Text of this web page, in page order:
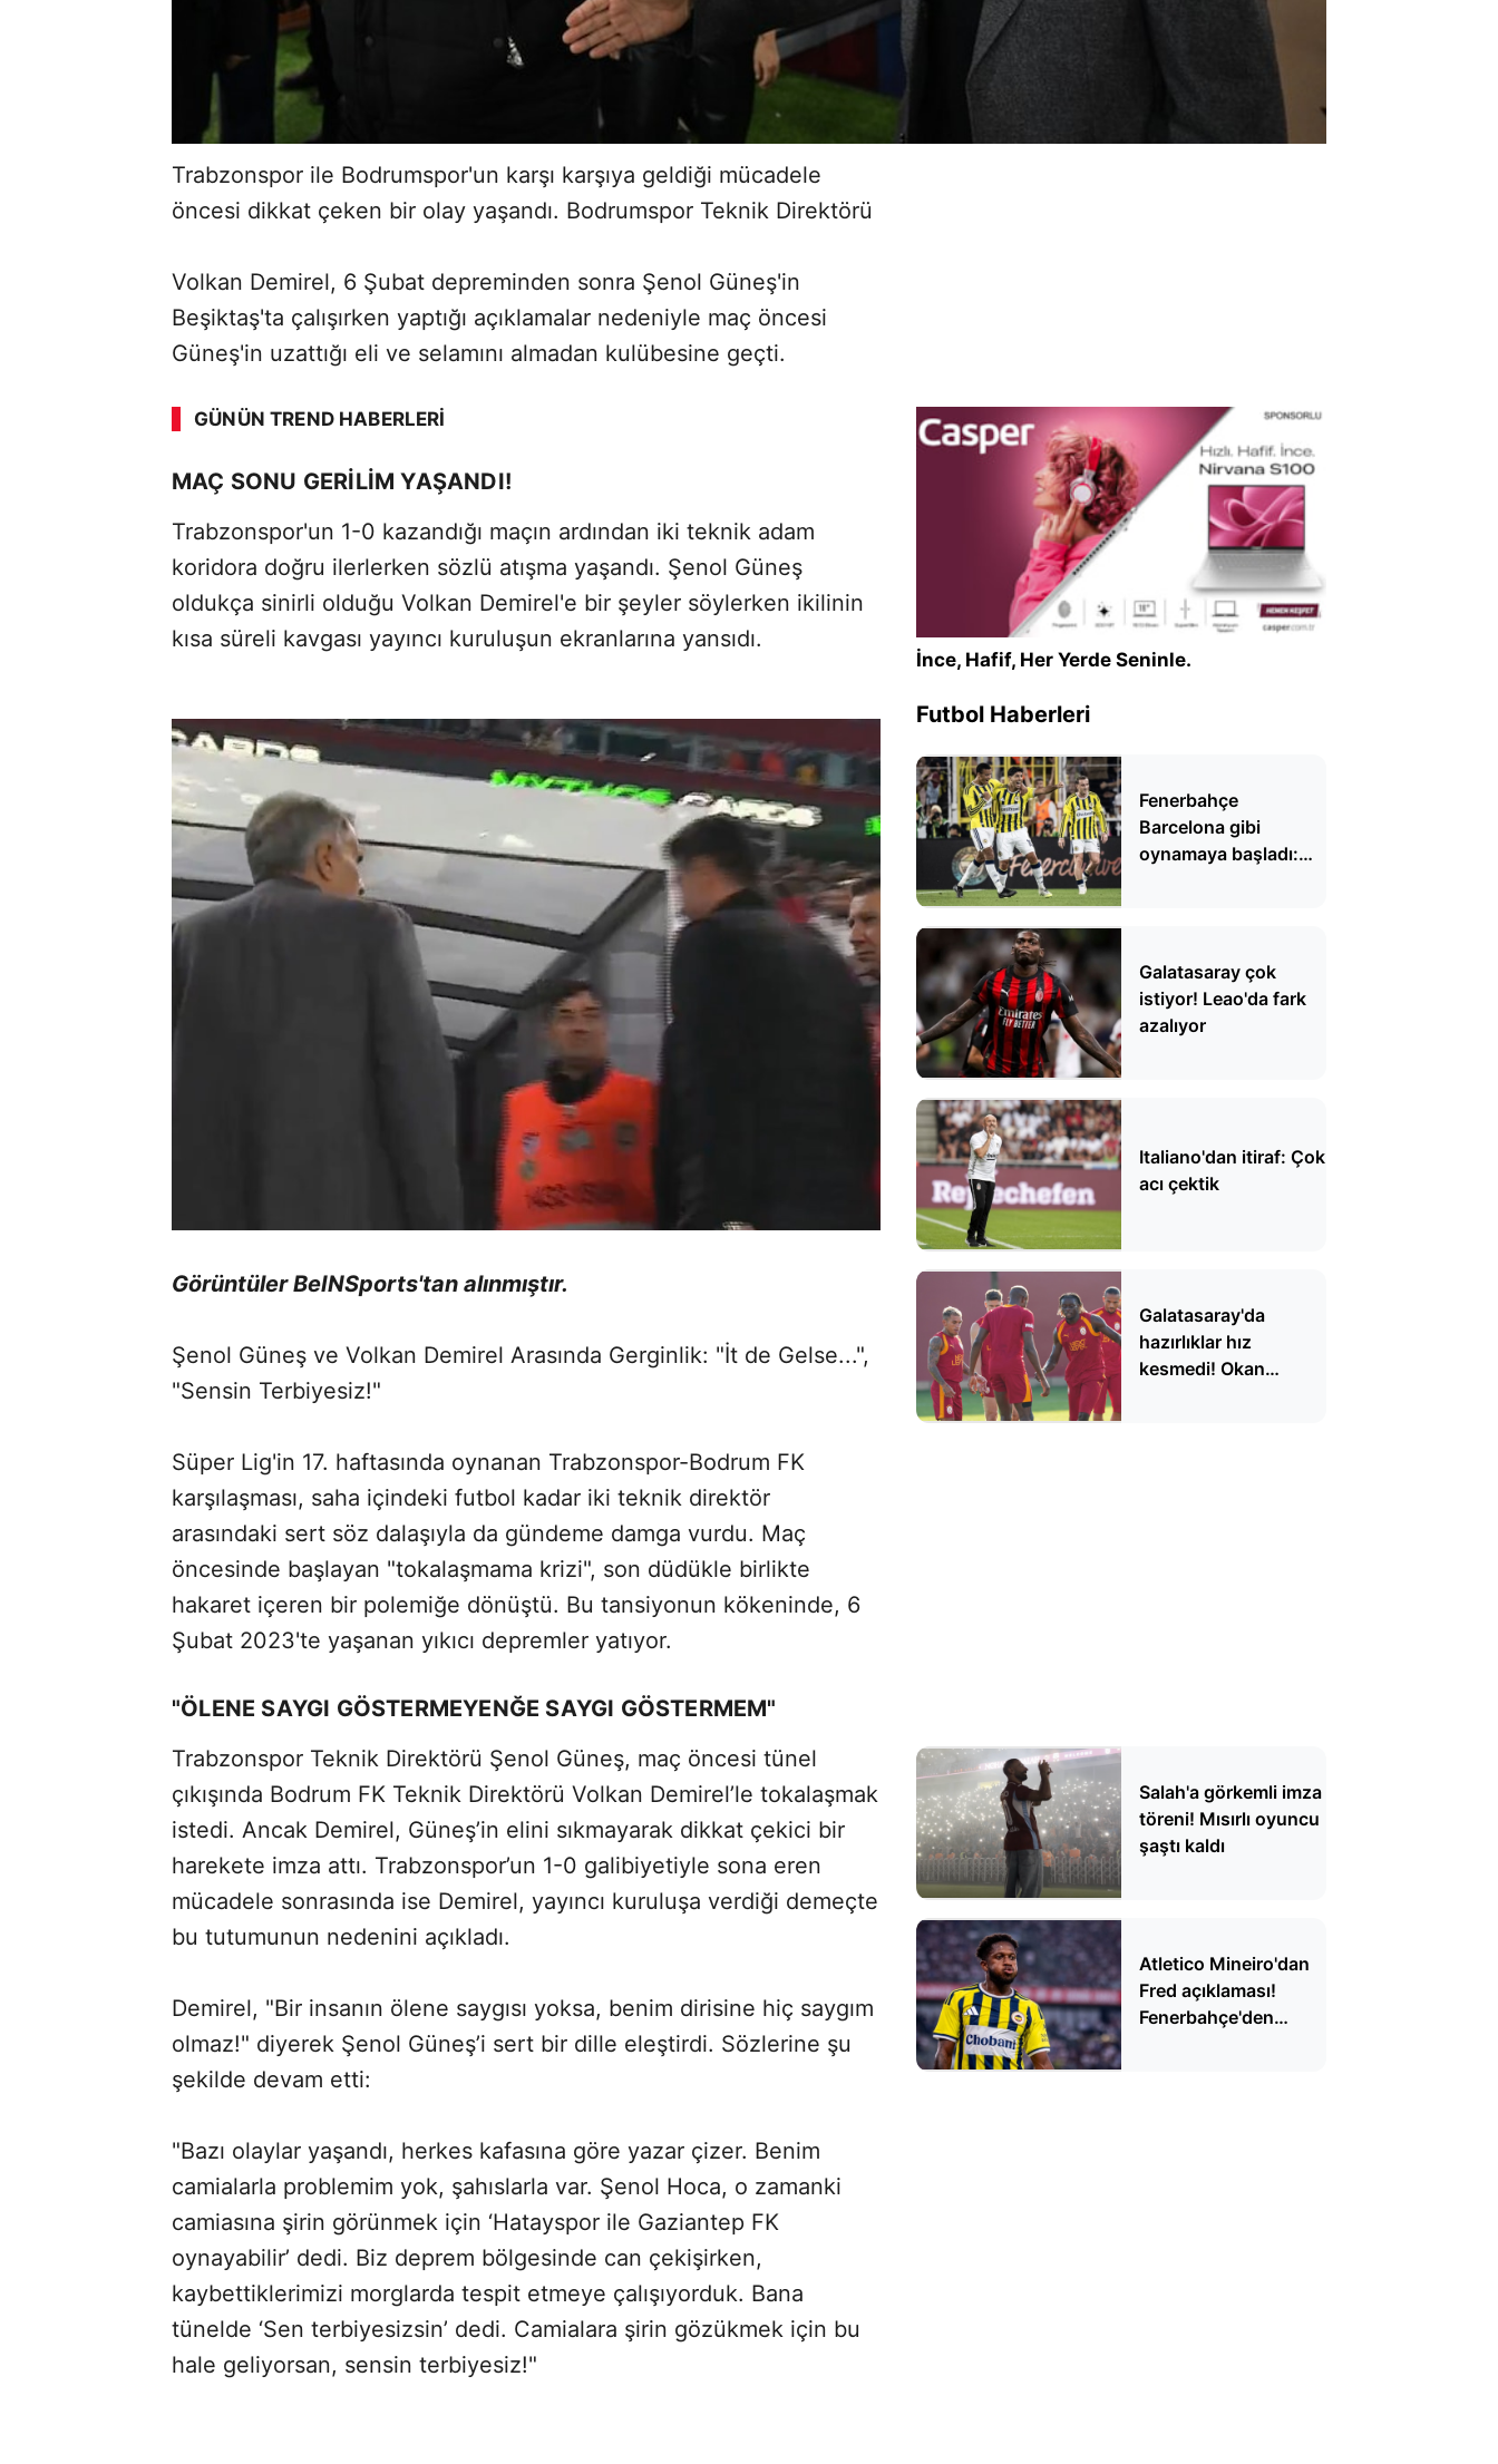
Trabzonspor ile Bodrumspor'un karşı karşıya geldiği mücadele
öncesi dikkat çeken bir olay yaşandı. Bodrumspor Teknik Direktörü
Volkan Demirel, 6 Şubat depreminden sonra Şenol Güneş'in
Beşiktaş'ta çalışırken yaptığı açıklamalar nedeniyle maç öncesi
Güneş'in uzattığı eli ve selamını almadan kulübesine geçti.
GÜNÜN TREND HABERLERI
MAÇ SONU GERİLİM YAŞANDI!
Trabzonspor'un 1-0 kazandığı maçın ardından iki teknik adam
koridora doğru ilerlerken sözlü atışma yaşandı. Şenol Güneş
oldukça sinirli olduğu Volkan Demirel'e bir şeyler söylerken ikilinin
kısa süreli kavgası yayıncı kuruluşun ekranlarına yansıdı.
Görüntüler BeINSports'tan alınmıştır.
Şenol Güneş ve Volkan Demirel Arasında Gerginlik: "İt de Gelse...",
"Sensin Terbiyesiz!"
Süper Lig'in 17. haftasında oynanan Trabzonspor-Bodrum FK
karşılaşması, saha içindeki futbol kadar iki teknik direktör
arasındaki sert söz dalaşıyla da gündeme damga vurdu. Maç
öncesinde başlayan "tokalaşmama krizi", son düdükle birlikte
hakaret içeren bir polemiğe dönüştü. Bu tansiyonun kökeninde, 6
Şubat 2023'te yaşanan yıkıcı depremler yatıyor.
"ÖLENE SAYGI GÖSTERMEYENĞE SAYGI GÖSTERMEM"
Trabzonspor Teknik Direktörü Şenol Güneş, maç öncesi tünel
çıkışında Bodrum FK Teknik Direktörü Volkan Demirel’le tokalaşmak
istedi. Ancak Demirel, Güneş’in elini sıkmayarak dikkat çekici bir
harekete imza attı. Trabzonspor’un 1-0 galibiyetiyle sona eren
mücadele sonrasında ise Demirel, yayıncı kuruluşa verdiği demeçte
bu tutumunun nedenini açıkladı.
Demirel, "Bir insanın ölene saygısı yoksa, benim dirisine hiç saygım
olmaz!" diyerek Şenol Güneş’i sert bir dille eleştirdi. Sözlerine şu
şekilde devam etti:
"Bazı olaylar yaşandı, herkes kafasına göre yazar çizer. Benim
camialarla problemim yok, şahıslarla var. Şenol Hoca, o zamanki
camiasına şirin görünmek için ‘Hatayspor ile Gaziantep FK
oynayabilir’ dedi. Biz deprem bölgesinde can çekişirken,
kaybettiklerimizi morglarda tespit etmeye çalışıyorduk. Bana
tünelde ‘Sen terbiyesizsin’ dedi. Camialara şirin gözükmek için bu
hale geliyorsan, sensin terbiyesiz!"
İnce, Hafif, Her Yerde Seninle.
Futbol Haberleri
Fenerbahçe
Barcelona gibi
oynamaya başladı:
Galatasaray çok
istiyor! Leao'da fark
azalıyor
Italiano'dan itiraf: Çok
acı çektik
Galatasaray'da
hazırlıklar hız
kesmedi! Okan
Salah'a görkemli imza
töreni! Mısırlı oyuncu
şaştı kaldı
Atletico Mineiro'dan
Fred açıklaması!
Fenerbahçe'den